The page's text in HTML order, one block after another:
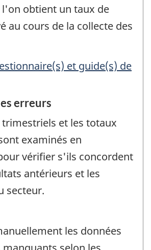
l'on obtient un taux de
au cours de la collecte des
et guide(s) de
erreurs
trimestriels et les totaux
examinés en
vérifier s'ils concordent
antérieurs et les
secteur.
les données